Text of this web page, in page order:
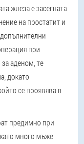
жлеза е засегната
на простатит и
при
аденом, те
докато
се проявява в
предимно при
много мъже